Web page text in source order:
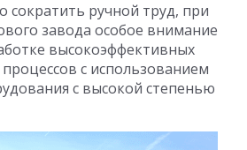
сократить ручной труд, при
завода особое внимание
высокоэффективных
с использованием
с высокой степенью